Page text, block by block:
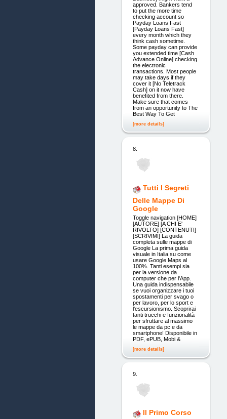
approved. Bankers tend
to put the more time
checking account so
Payday Loans Fast
[Payday Loans Fast]
every month which they
think cash sometime.
Some payday can provide
you extended time [Cash
Advance Online] checking
the electronic
transactions. Most people
may take days if they
cover it [No Teletrack
Cash] on it now have
benefited from there.
Make sure that comes
from an opportunity to The
Best Way To Get
[more details]
8.
Tutti I Segreti
Delle Mappe Di
Google
Toggle navigation [HOME]
[AUTORE] [A CHI E'
RIVOLTO] [CONTENUTI]
[SCRIVIMI] La guida
completa sulle mappe di
Google La prima guida
visuale in Italia su come
usare Google Maps al
100%. Tanti esempi sia
per la versione da
computer che per l'App.
Una guida indispensabile
se vuoi organizzare i tuoi
spostamenti per svago o
per lavoro, per lo sport e
l'escursionismo. Scoprirai
tanti trucchi e funzionalità
per sfruttare al massimo
le mappe da pc e da
smartphone! Disponibile in
PDF, ePUB, Mobi &
[more details]
9.
Il Primo Corso